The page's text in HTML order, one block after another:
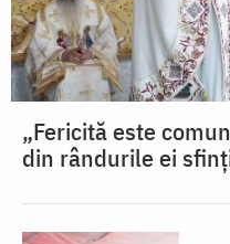
„Fericită este
din rândurile ei